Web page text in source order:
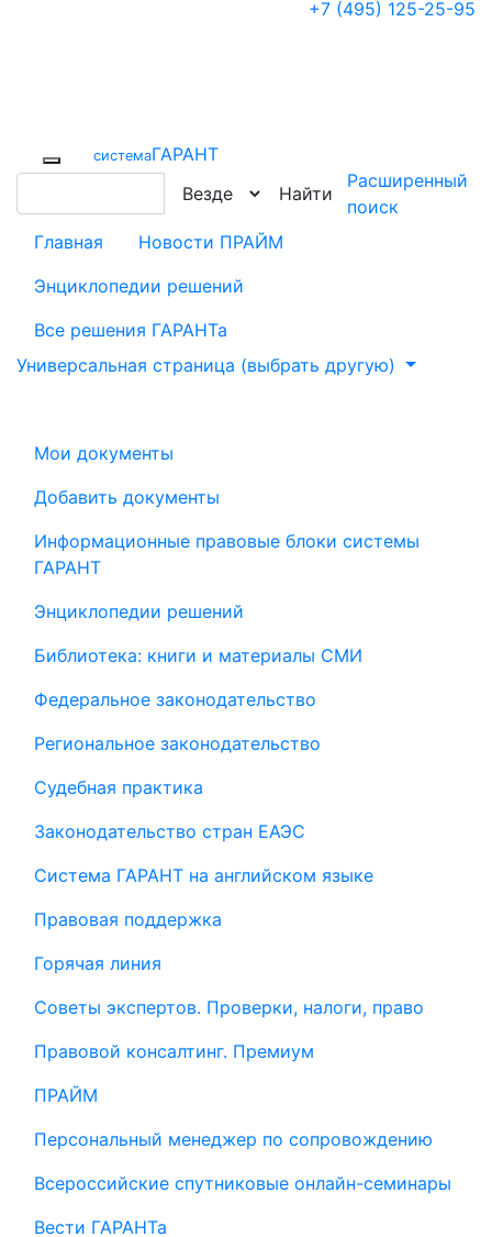
+7 (495) 125-25-95
cистемаГАРАНТ
Найти
Расширенный
поиск
Главная
Новости ПРАЙМ
Энциклопедии решений
Все решения ГАРАНТа
Универсальная страница (выбрать другую)
Мои документы
Добавить документы
Информационные правовые блоки системы
ГАРАНТ
Энциклопедии решений
Библиотека: книги и материалы СМИ
Федеральное законодательство
Региональное законодательство
Судебная практика
Законодательство стран ЕАЭС
Система ГАРАНТ на английском языке
Правовая поддержка
Горячая линия
Советы экспертов. Проверки, налоги, право
Правовой консалтинг. Премиум
ПРАЙМ
Персональный менеджер по сопровождению
Всероссийские спутниковые онлайн-семинары
Вести ГАРАНТа